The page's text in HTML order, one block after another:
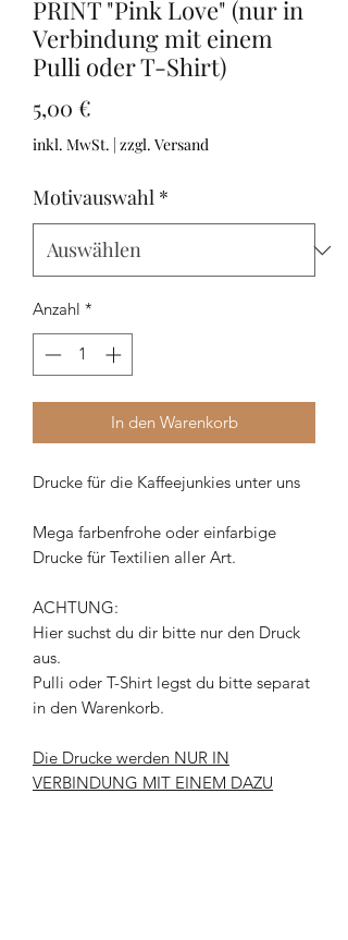
PRINT "Pink Love" (nur in
Verbindung mit einem
Pulli oder T-Shirt)
5,00 €
inkl. MwSt. | zzgl. Versand
Motivauswahl *
Anzahl *
In den Warenkorb
Drucke für die Kaffeejunkies unter uns
Mega farbenfrohe oder einfarbige
Drucke für Textilien aller Art.
ACHTUNG:
Hier suchst du dir bitte nur den Druck
aus.
Pulli oder T-Shirt legst du bitte separat
in den Warenkorb.
Die Drucke werden NUR IN
VERBINDUNG MIT EINEM DAZU